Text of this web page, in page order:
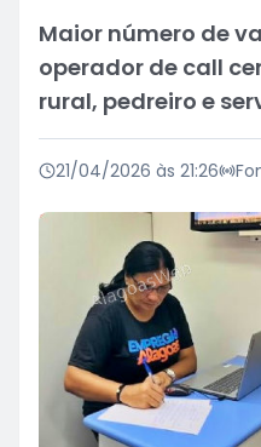
Maior número de
operador de call
rural, pedreiro e
21/04/2026 às 21:26